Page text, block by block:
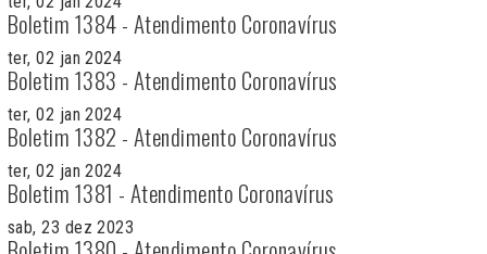
Boletim 1384 - Atendimento Coronavírus
ter, 02 jan 2024
Boletim 1383 - Atendimento Coronavírus
ter, 02 jan 2024
Boletim 1382 - Atendimento Coronavírus
ter, 02 jan 2024
Boletim 1381 - Atendimento Coronavírus
sab, 23 dez 2023